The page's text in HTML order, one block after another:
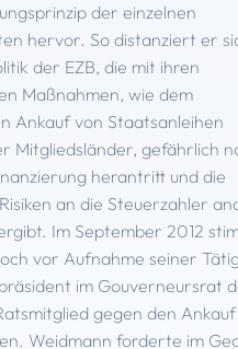
der einzelnen
hervor. So distanziert er
der EZB, die mit ihren
Maßnahmen, wie dem
Ankauf von Staatsanleihen
Mitgliedsländer, gefährlich
herantritt und die
an die Steuerzahler
Im September 2012
vor Aufnahme seiner
im Gouverneursrat
gegen den
Weidmann forderte im